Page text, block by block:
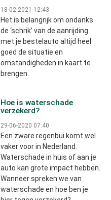
18-02-2021 12:43
Het is belangrijk om ondanks
de ‘schrik’ van de aanrijding
met je bestelauto altijd heel
goed de situatie en
omstandigheden in kaart te
brengen.
Hoe is waterschade
verzekerd?
29-06-2020 07:40
Een zware regenbui komt wel
vaker voor in Nederland.
Waterschade in huis of aan je
auto kan grote impact hebben.
Wanneer spreken we van
waterschade en hoe ben je